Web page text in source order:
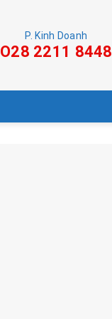
P. Kinh Doanh
O28 2211 8448